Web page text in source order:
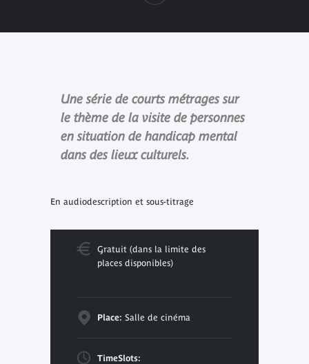
Une série de courts métrages sur
le thème de la visite de personnes
en situation de handicap mental
dans des lieux culturels.
En audiodescription et sous-titrage
Gratuit (dans la limite des
places disponibles)
Place: Salle de cinéma
TimeSlots: